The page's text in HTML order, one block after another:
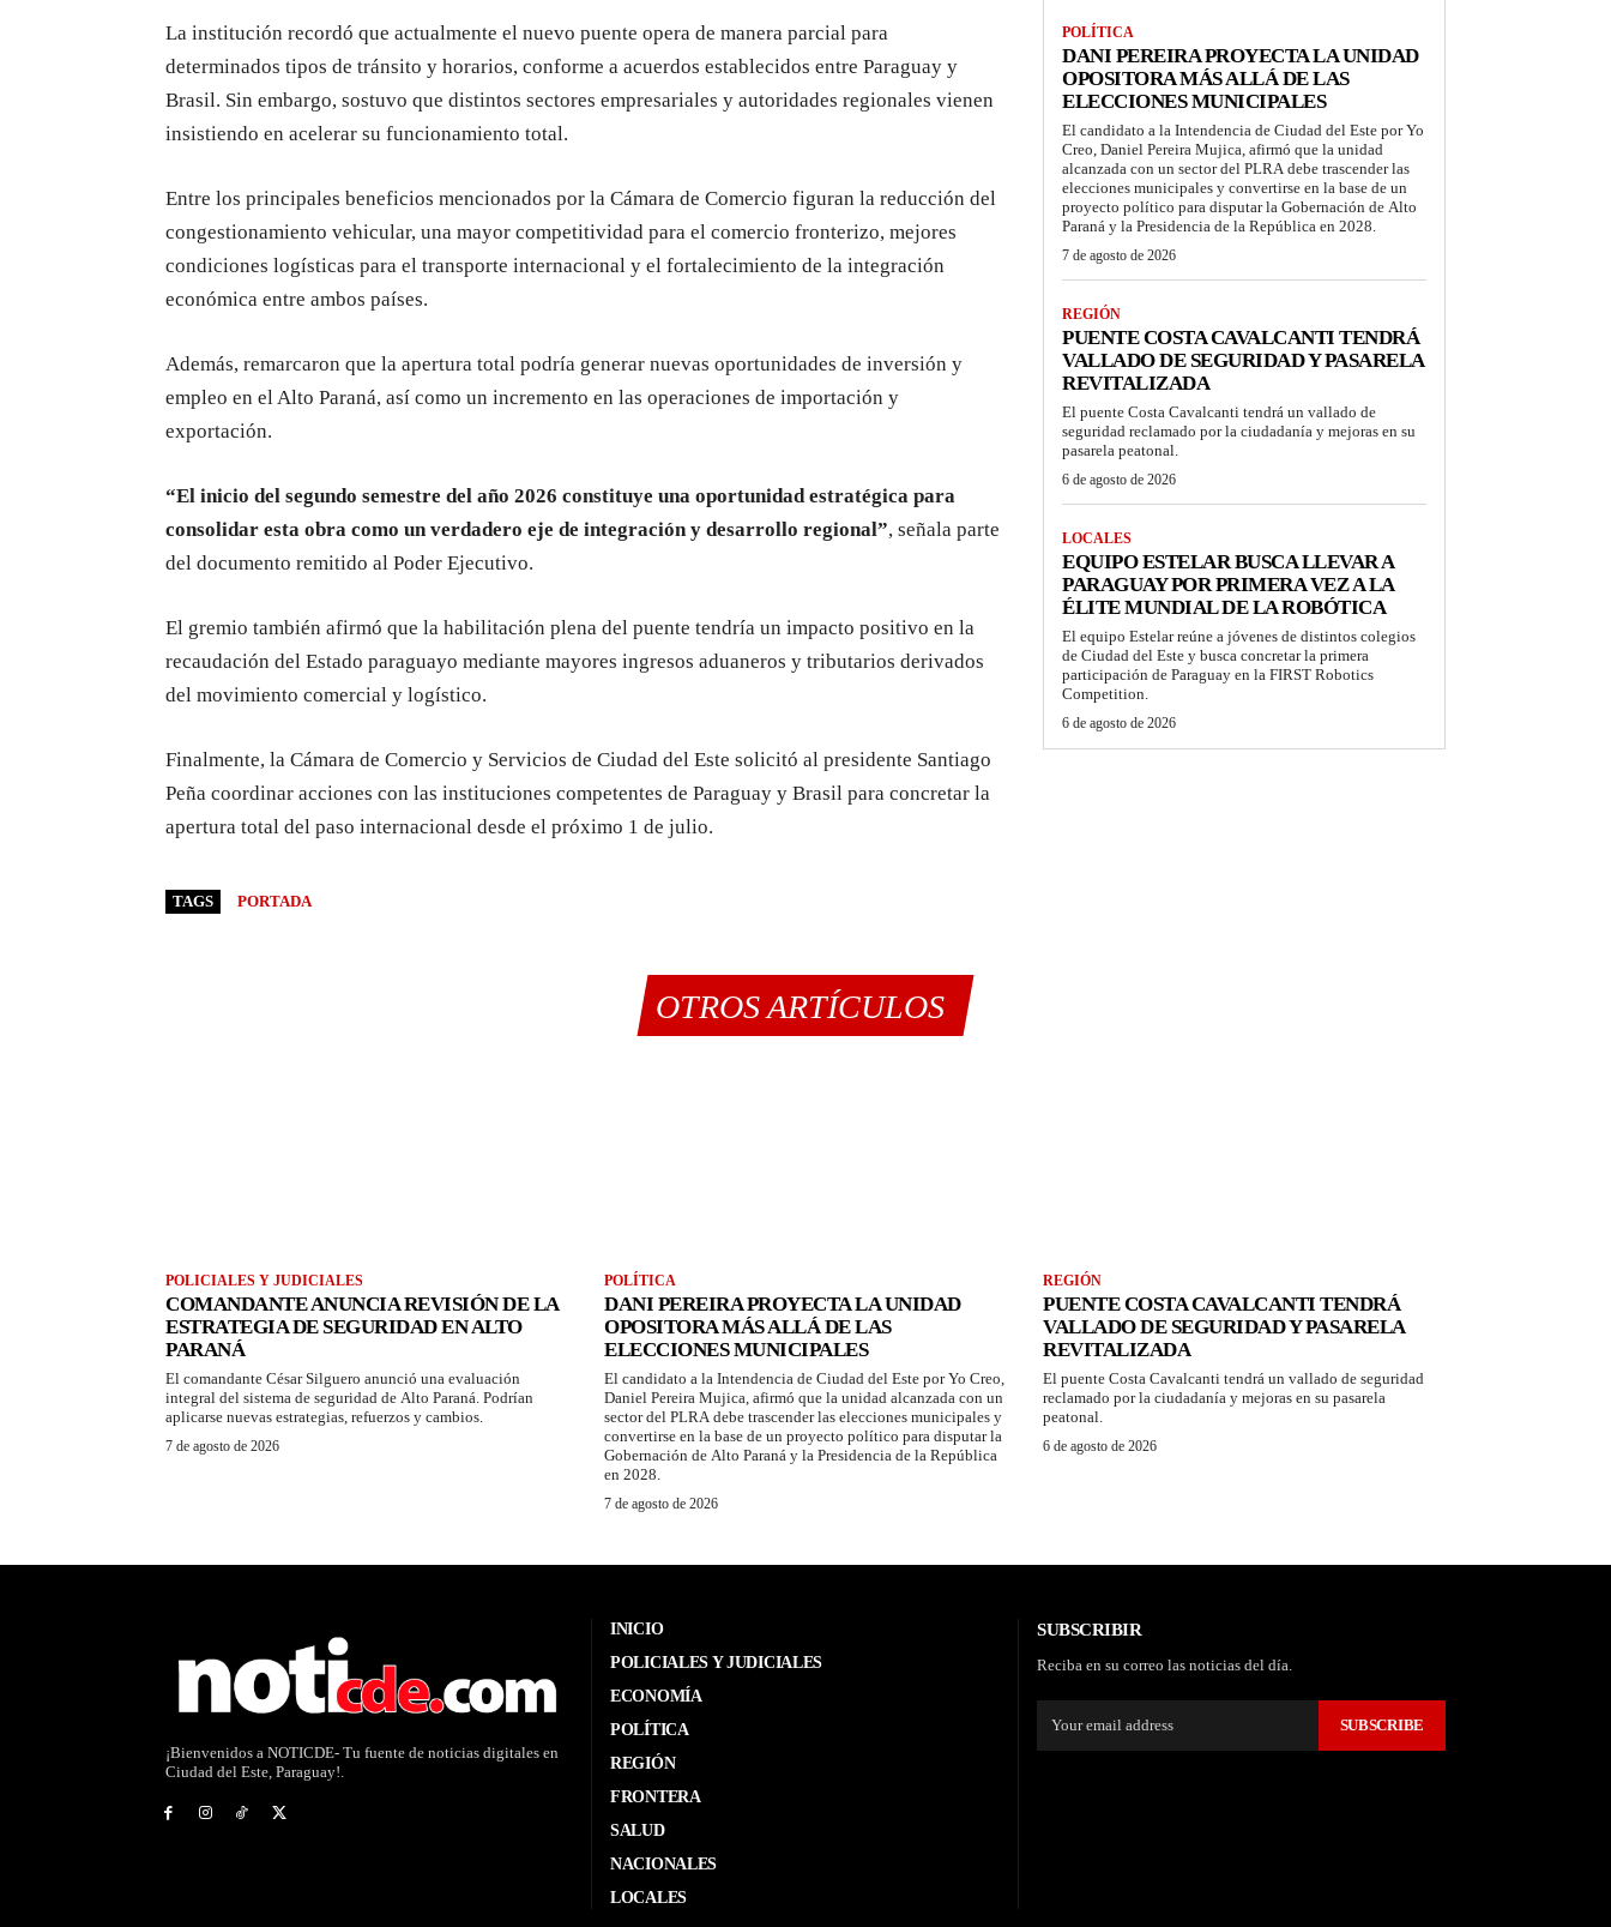
La institución recordó que actualmente el nuevo puente opera de manera parcial para
determinados tipos de tránsito y horarios, conforme a acuerdos establecidos entre Paraguay y
Brasil. Sin embargo, sostuvo que distintos sectores empresariales y autoridades regionales vienen
insistiendo en acelerar su funcionamiento total.
Entre los principales beneficios mencionados por la Cámara de Comercio figuran la reducción del
congestionamiento vehicular, una mayor competitividad para el comercio fronterizo, mejores
condiciones logísticas para el transporte internacional y el fortalecimiento de la integración
económica entre ambos países.
Además, remarcaron que la apertura total podría generar nuevas oportunidades de inversión y
empleo en el Alto Paraná, así como un incremento en las operaciones de importación y
exportación.
“El inicio del segundo semestre del año 2026 constituye una oportunidad estratégica para
consolidar esta obra como un verdadero eje de integración y desarrollo regional”, señala parte
del documento remitido al Poder Ejecutivo.
El gremio también afirmó que la habilitación plena del puente tendría un impacto positivo en la
recaudación del Estado paraguayo mediante mayores ingresos aduaneros y tributarios derivados
del movimiento comercial y logístico.
Finalmente, la Cámara de Comercio y Servicios de Ciudad del Este solicitó al presidente Santiago
Peña coordinar acciones con las instituciones competentes de Paraguay y Brasil para concretar la
apertura total del paso internacional desde el próximo 1 de julio.
TAGS PORTADA
POLÍTICA
DANI PEREIRA PROYECTA LA UNIDAD
OPOSITORA MÁS ALLÁ DE LAS
ELECCIONES MUNICIPALES
El candidato a la Intendencia de Ciudad del Este por Yo
Creo, Daniel Pereira Mujica, afirmó que la unidad
alcanzada con un sector del PLRA debe trascender las
elecciones municipales y convertirse en la base de un
proyecto político para disputar la Gobernación de Alto
Paraná y la Presidencia de la República en 2028.
7 de agosto de 2026
REGIÓN
PUENTE COSTA CAVALCANTI TENDRÁ
VALLADO DE SEGURIDAD Y PASARELA
REVITALIZADA
El puente Costa Cavalcanti tendrá un vallado de
seguridad reclamado por la ciudadanía y mejoras en su
pasarela peatonal.
6 de agosto de 2026
LOCALES
EQUIPO ESTELAR BUSCA LLEVAR A
PARAGUAY POR PRIMERA VEZ A LA
ÉLITE MUNDIAL DE LA ROBÓTICA
El equipo Estelar reúne a jóvenes de distintos colegios
de Ciudad del Este y busca concretar la primera
participación de Paraguay en la FIRST Robotics
Competition.
6 de agosto de 2026
OTROS ARTÍCULOS
POLICIALES Y JUDICIALES
COMANDANTE ANUNCIA REVISIÓN DE LA
ESTRATEGIA DE SEGURIDAD EN ALTO
PARANÁ
El comandante César Silguero anunció una evaluación
integral del sistema de seguridad de Alto Paraná. Podrían
aplicarse nuevas estrategias, refuerzos y cambios.
7 de agosto de 2026
POLÍTICA
DANI PEREIRA PROYECTA LA UNIDAD
OPOSITORA MÁS ALLÁ DE LAS
ELECCIONES MUNICIPALES
El candidato a la Intendencia de Ciudad del Este por Yo Creo,
Daniel Pereira Mujica, afirmó que la unidad alcanzada con un
sector del PLRA debe trascender las elecciones municipales y
convertirse en la base de un proyecto político para disputar la
Gobernación de Alto Paraná y la Presidencia de la República
en 2028.
7 de agosto de 2026
REGIÓN
PUENTE COSTA CAVALCANTI TENDRÁ
VALLADO DE SEGURIDAD Y PASARELA
REVITALIZADA
El puente Costa Cavalcanti tendrá un vallado de seguridad
reclamado por la ciudadanía y mejoras en su pasarela
peatonal.
6 de agosto de 2026
¡Bienvenidos a NOTICDE- Tu fuente de noticias digitales en
Ciudad del Este, Paraguay!.
INICIO
POLICIALES Y JUDICIALES
ECONOMÍA
POLÍTICA
REGIÓN
FRONTERA
SALUD
NACIONALES
LOCALES
SUBSCRIBIR
Reciba en su correo las noticias del día.
SUBSCRIBE